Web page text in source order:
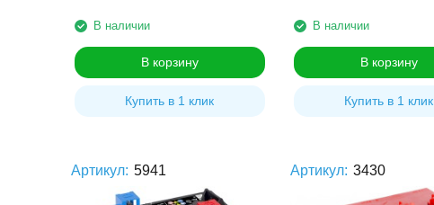
В наличии
В корзину
Купить в 1 клик
В наличии
В корзину
Купить в 1 клик
Артикул: 5941 Артикул: 3430